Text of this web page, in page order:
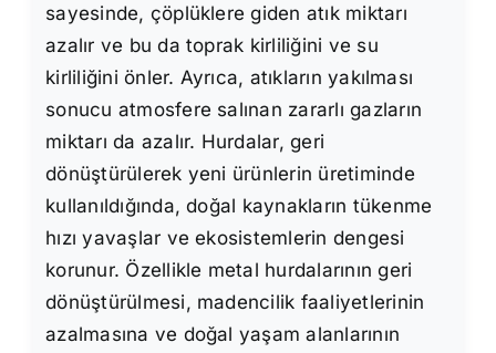
sayesinde, çöplüklere giden atık miktarı
azalır ve bu da toprak kirliliğini ve su
kirliliğini önler. Ayrıca, atıkların yakılması
sonucu atmosfere salınan zararlı gazların
miktarı da azalır. Hurdalar, geri
dönüştürülerek yeni ürünlerin üretiminde
kullanıldığında, doğal kaynakların tükenme
hızı yavaşlar ve ekosistemlerin dengesi
korunur. Özellikle metal hurdalarının geri
dönüştürülmesi, madencilik faaliyetlerinin
azalmasına ve doğal yaşam alanlarının